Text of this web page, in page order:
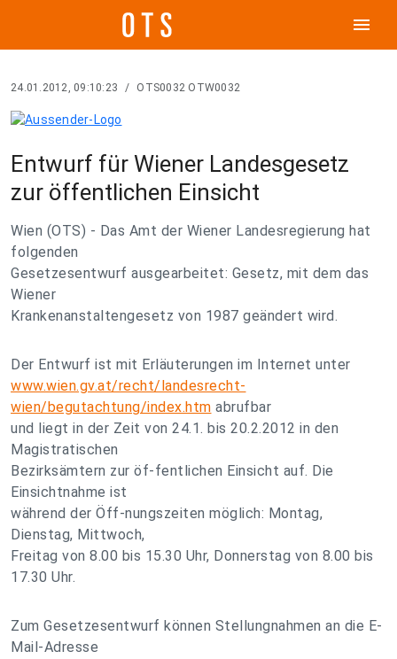
menu
24.01.2012, 09:10:23 / OTS0032 OTW0032
Entwurf für Wiener Landesgesetz
zur öffentlichen Einsicht
Wien (OTS) - Das Amt der Wiener Landesregierung hat
folgenden
Gesetzesentwurf ausgearbeitet: Gesetz, mit dem das
Wiener
Krankenanstaltengesetz von 1987 geändert wird.
Der Entwurf ist mit Erläuterungen im Internet unter
www.wien.gv.at/recht/landesrecht-
wien/begutachtung/index.htm abrufbar
und liegt in der Zeit von 24.1. bis 20.2.2012 in den
Magistratischen
Bezirksämtern zur öf-fentlichen Einsicht auf. Die
Einsichtnahme ist
während der Öff-nungszeiten möglich: Montag,
Dienstag, Mittwoch,
Freitag von 8.00 bis 15.30 Uhr, Donnerstag von 8.00 bis
17.30 Uhr.
Zum Gesetzesentwurf können Stellungnahmen an die E-
Mail-Adresse